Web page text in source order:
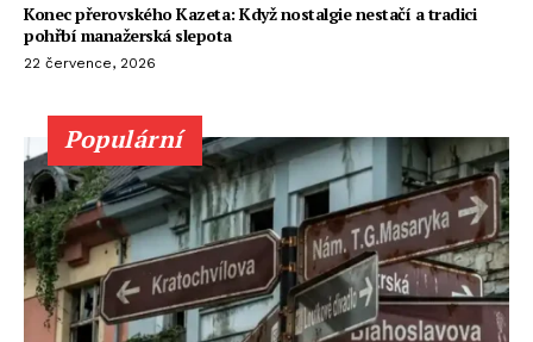
Konec přerovského Kazeta: Když nostalgie nestačí a tradici
pohřbí manažerská slepota
22 července, 2026
Populární